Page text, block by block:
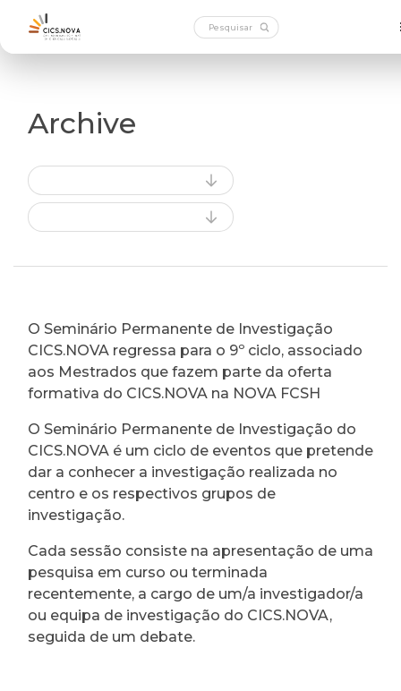
Archive
O Seminário Permanente de Investigação
CICS.NOVA regressa para o 9º ciclo, associado
aos Mestrados que fazem parte da oferta
formativa do CICS.NOVA na NOVA FCSH
O Seminário Permanente de Investigação do
CICS.NOVA é um ciclo de eventos que pretende
dar a conhecer a investigação realizada no
centro e os respectivos grupos de
investigação.
Cada sessão consiste na apresentação de uma
pesquisa em curso ou terminada
recentemente, a cargo de um/a investigador/a
ou equipa de investigação do CICS.NOVA,
seguida de um debate.